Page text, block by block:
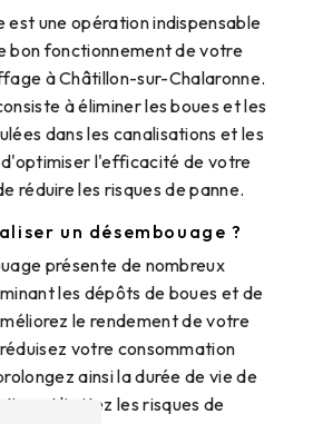
est une opération indispensable
bon fonctionnement de votre
à Châtillon-sur-Chalaronne.
à éliminer les boues et les
dans les canalisations et les
l'efficacité de votre
réduire les risques de panne.
un désembouage ?
présente de nombreux
les dépôts de boues et de
le rendement de votre
votre consommation
ainsi la durée de vie de
et limitez les risques de